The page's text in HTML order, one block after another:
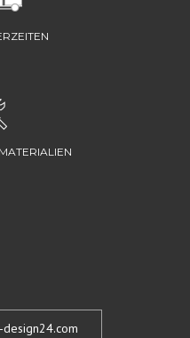
design24.com